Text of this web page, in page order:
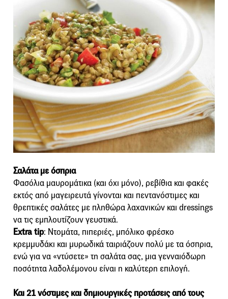
Σαλάτα με όσπρια
Φασόλια μαυρομάτικα (και όχι μόνο), ρεβίθια και φακές
εκτός από μαγειρευτά γίνονται και πεντανόστιμες και
θρεπτικές σαλάτες με πληθώρα λαχανικών και dressings
να τις εμπλουτίζουν γευστικά.
Extra tip: Ντομάτα, πιπεριές, μπόλικο φρέσκο
κρεμμυδάκι και μυρωδικά ταιριάζουν πολύ με τα όσπρια,
ενώ για να «ντύσετε» τη σαλάτα σας, μια γενναιόδωρη
ποσότητα λαδολέμονου είναι η καλύτερη επιλογή.
Και 21 νόστιμες και δημιουργικές προτάσεις από τους